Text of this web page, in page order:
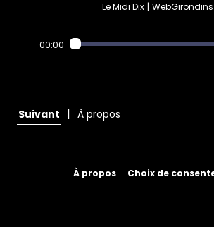
Le Midi Dix | WebGirondins
00:00
Suivant | À propos
À propos Choix de